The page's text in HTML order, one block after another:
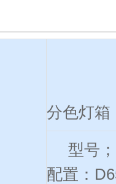
分色灯箱
型号
配置：